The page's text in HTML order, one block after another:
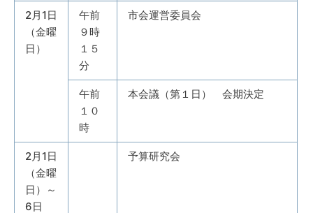
2月1日
（金曜
日）
午前
９時
１５
分
市会運営委員会
午前
１０
時
本会議（第１日） 会期決定
2月1日
（金曜
日）～
6日
予算研究会